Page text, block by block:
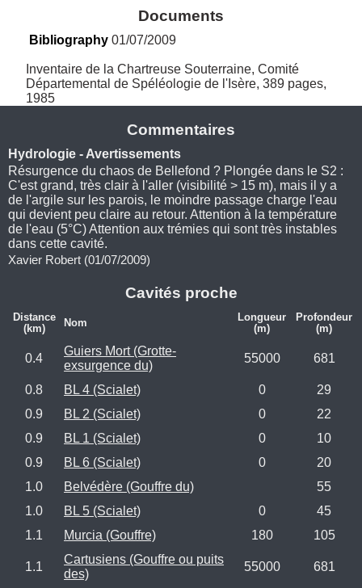
Documents
Bibliography 01/07/2009
Inventaire de la Chartreuse Souterraine, Comité
Départemental de Spéléologie de l'Isère, 389 pages,
1985
Commentaires
Hydrologie - Avertissements
Résurgence du chaos de Bellefond ? Plongée dans le S2 :
C'est grand, très clair à l'aller (visibilité > 15 m), mais il y a
de l'argile sur les parois, le moindre passage charge l'eau
qui devient peu claire au retour. Attention à la température
de l'eau (5°C) Attention aux trémies qui sont très instables
dans cette cavité.
Xavier Robert (01/07/2009)
Cavités proche
Distance
(km)
Nom
Longueur
(m)
Profondeur
(m)
0.4
Guiers Mort (Grotte-
exsurgence du)
55000 681
0.8 BL 4 (Scialet) 0
29
0.9
BL 2 (Scialet) 0
22
0.9
BL 1 (Scialet) 0
10
0.9
BL 6 (Scialet) 0
20
1.0
Belvédère (Gouffre du)
55
1.0
BL 5 (Scialet) 0
45
1.1
Murcia (Gouffre) 180 105
1.1
Cartusiens (Gouffre ou puits
des)
55000 681